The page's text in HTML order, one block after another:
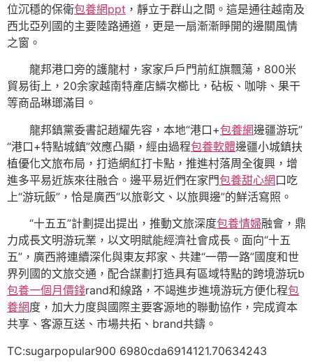
位沉穩的保衛包養網ppt ，靜立于群山之間。這是通往越南及
西北亞列國的主要陸路通道，更是一扇漸漸睜開的邊關風情
之窗。
龍邦港口旁的護龍村，家家戶戶門前紅旗飄蕩，800米
貿易街上，20余家越南特產店鱗次櫛比，砧板、咖啡、果干
等商品琳瑯滿目。
龍邦鎮黨委書記趙耀先容，本地“港口+包養網邊疆游玩”
“港口+特點城鎮”效應凸顯，經由過程包養軟體邊疆小城鎮扶
植優化文旅布局，打造網紅打卡點，推進村落周全復興，增
進多平易近族來往融合。邊平易近們在家門包養甜心網口吃
上“游玩飯”，恰是廣西“以旅彰文、以旅興邊”的鮮活寫照。
“十五五”計劃提出提出，推動文旅深度包養情婦融會，鼎
力成長文明游玩業，以文明賦能經濟社會成長。面向“十五
五”，廣西將連續深化與東友邦家、共建“一帶一路”國度和世
界列國的文旅交通，配合謀劃打造具有區域特點的跨境游玩b
包養一個月價錢rand和線路，不竭進步進境游玩方便化程包
養網度，加大力度與國際主要客源地的聯動協作，完成資本
共享、客源互送、市場共拓、brand共鑄。
TC:sugarpopular900 6980cda6914121.70634243